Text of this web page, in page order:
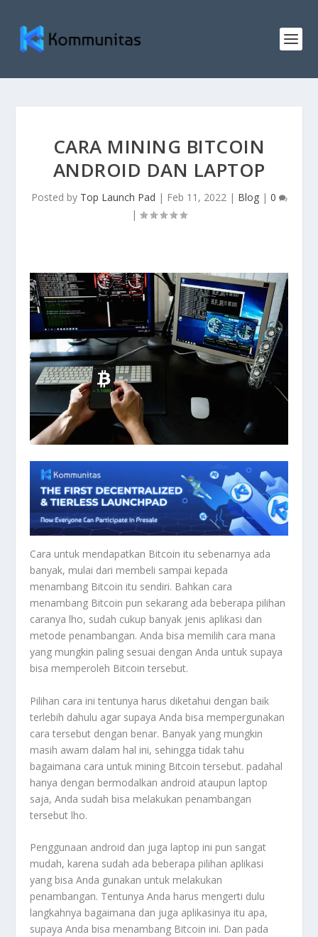
CARA MINING BITCOIN
ANDROID DAN LAPTOP
Posted by Top Launch Pad | Feb 11, 2022| Blog| 0
|
Cara untuk mendapatkan Bitcoin itu sebenarnya ada
banyak, mulai dari membeli sampai kepada
menambang Bitcoin itu sendiri. Bahkan cara
menambang Bitcoin pun sekarang ada beberapa pilihan
caranya lho, sudah cukup banyak jenis aplikasi dan
metode penambangan. Anda bisa memilih cara mana
yang mungkin paling sesuai dengan Anda untuk supaya
bisa memperoleh Bitcoin tersebut.
Pilihan cara ini tentunya harus diketahui dengan baik
terlebih dahulu agar supaya Anda bisa mempergunakan
cara tersebut dengan benar. Banyak yang mungkin
masih awam dalam hal ini, sehingga tidak tahu
bagaimana cara untuk mining Bitcoin tersebut. padahal
hanya dengan bermodalkan android ataupun laptop
saja, Anda sudah bisa melakukan penambangan
tersebut lho.
Penggunaan android dan juga laptop ini pun sangat
mudah, karena sudah ada beberapa pilihan aplikasi
yang bisa Anda gunakan untuk melakukan
penambangan. Tentunya Anda harus mengerti dulu
langkahnya bagaimana dan juga aplikasinya itu apa,
supaya Anda bisa menambang Bitcoin ini. Dan pada